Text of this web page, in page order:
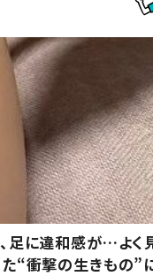
足に違和感が…よく
“衝撃の生きもの”